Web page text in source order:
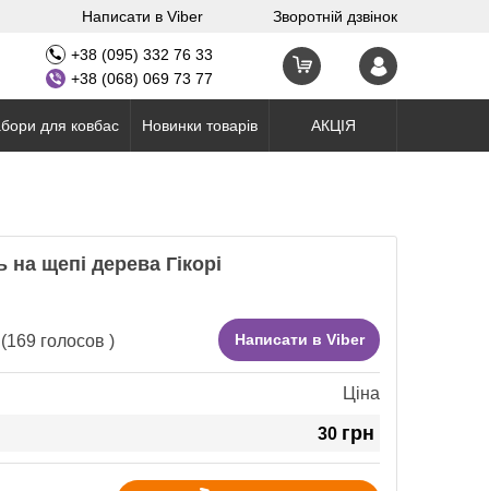
Написати в Viber Зворотній дзвінок
+38 (095) 332 76 33
+38 (068) 069 73 77
для ковбас Новинки товарів АКЦІЯ
на щепі дерева Гікорі
169 голосов ) Написати в Viber
Ціна
30 грн